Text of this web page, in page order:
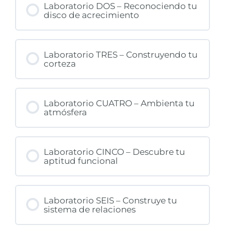
Laboratorio DOS – Reconociendo tu
disco de acrecimiento
Laboratorio TRES – Construyendo tu
corteza
Laboratorio CUATRO – Ambienta tu
atmósfera
Laboratorio CINCO – Descubre tu
aptitud funcional
Laboratorio SEIS – Construye tu
sistema de relaciones